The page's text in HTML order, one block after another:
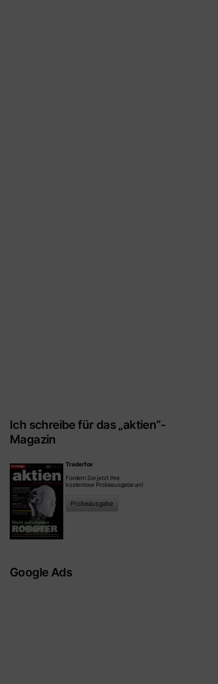
Ich schreibe für das „aktien”-
Magazin
Traderfox
Fordern Sie jetzt Ihre
kostenlose Probeausgabe an!
Probeausgabe
Google Ads